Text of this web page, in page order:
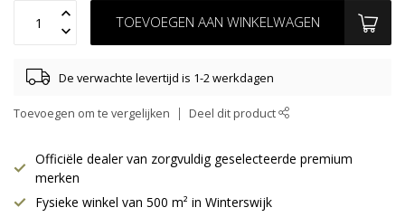
TOEVOEGEN AAN WINKELWAGEN
De verwachte levertijd is 1-2 werkdagen
Toevoegen om te vergelijken Deel dit product
Officiële dealer van zorgvuldig geselecteerde premium
merken
Fysieke winkel van 500 m² in Winterswijk